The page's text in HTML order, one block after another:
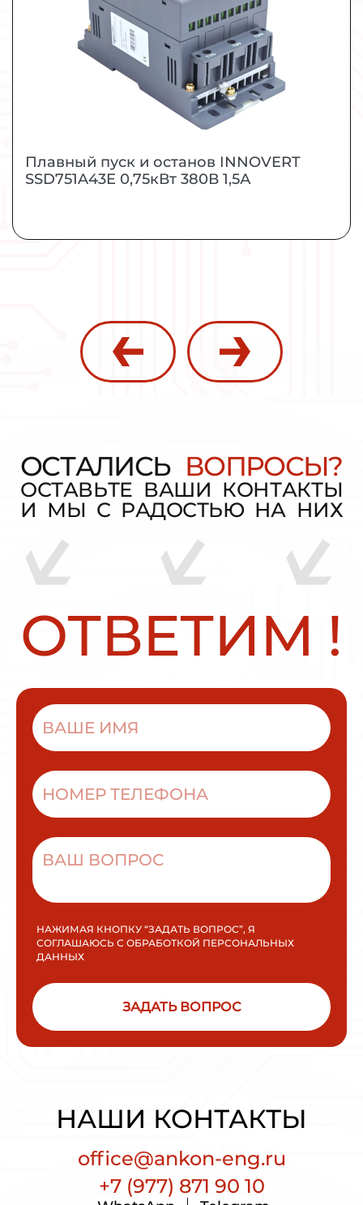
Плавный пуск и останов INNOVERT
SSD751A43E 0,75кВт 380В 1,5А
средней мощности.
МОЩНОСТЬ
ЗАКАЗАТЬ ПОДРОБНЕЕ
ОСТАЛИСЬ ВОПРОСЫ?
ОСТАВЬТЕ ВАШИ КОНТАКТЫ
И МЫ С РАДОСТЬЮ НА НИХ
ОТВЕТИМ !
НАЖИМАЯ КНОПКУ “ЗАДАТЬ ВОПРОС”, Я
СОГЛАШАЮСЬ С ОБРАБОТКОЙ ПЕРСОНАЛЬНЫХ
ДАННЫХ
ЗАДАТЬ ВОПРОС
НАШИ КОНТАКТЫ
office@ankon-eng.ru
+7 (977) 871 90 10